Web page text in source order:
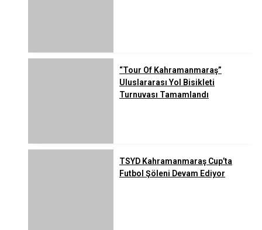
“Tour Of Kahramanmaraş”
Uluslararası Yol Bisikleti
Turnuvası Tamamlandı
TSYD Kahramanmaraş Cup’ta
Futbol Şöleni Devam Ediyor